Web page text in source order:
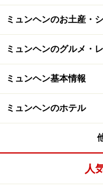
ミュンヘンのお土産・
ミュンヘンのグルメ・
ミュンヘン基本情報
ミュンヘンのホテル
人